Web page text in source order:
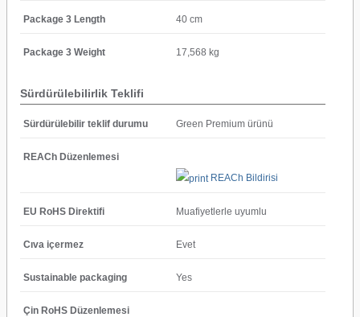
Package 3 Length 40 cm
Package 3 Weight 17,568 kg
Sürdürülebilirlik Teklifi
Sürdürülebilir teklif durumu Green Premium ürünü
REACh Düzenlemesi
REACh Bildirisi
EU RoHS Direktifi Muafiyetlerle uyumlu
Cıva içermez Evet
Sustainable packaging Yes
Çin RoHS Düzenlemesi